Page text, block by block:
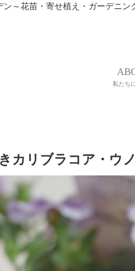
～花苗・寄せ植え・ガーデニ
私たち
カリブラコア・ウ